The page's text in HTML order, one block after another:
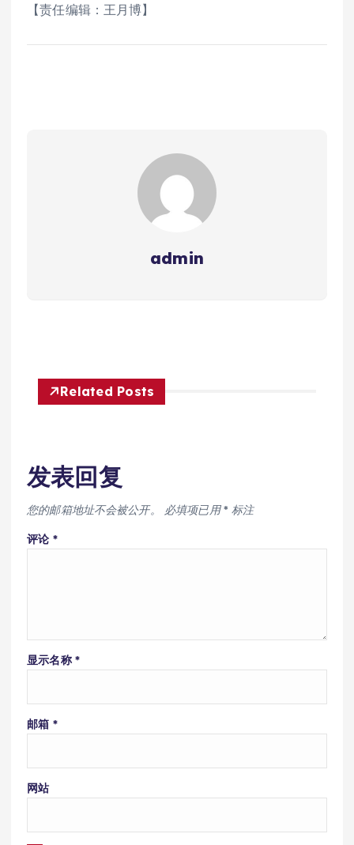
【责任编辑：王月博】
admin
Related Posts
发表回复
您的邮箱地址不会被公开。 必填项已用* 标注
评论 *
显示名称 *
邮箱 *
网站